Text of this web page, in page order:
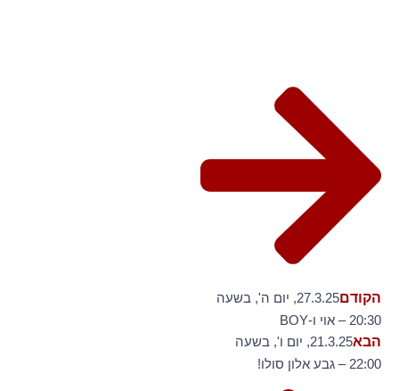
הקודם
27.3.25, יום ה', בשעה
20:30 – אוי ו-BOY
הבא
21.3.25, יום ו', בשעה
22:00 – גבע אלון סולו!